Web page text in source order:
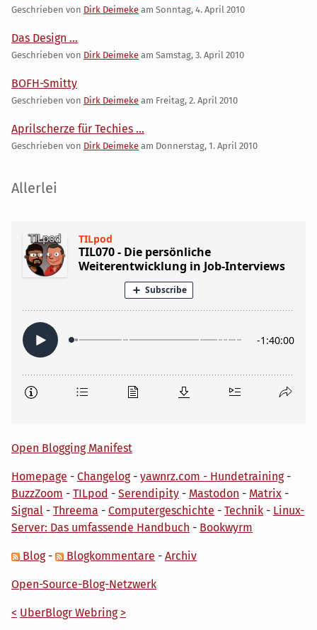
Geschrieben von Dirk Deimeke am Sonntag, 4. April 2010
Das Design ...
Geschrieben von Dirk Deimeke am Samstag, 3. April 2010
BOFH-Smitty
Geschrieben von Dirk Deimeke am Freitag, 2. April 2010
Aprilscherze für Techies ...
Geschrieben von Dirk Deimeke am Donnerstag, 1. April 2010
Seitenleiste
Allerlei
Open Blogging Manifest
Homepage - Changelog- yawnrz.com - Hundetraining-
BuzzZoom - TILpod - Serendipity - Mastodon - Matrix -
Signal - Threema - Computergeschichte - Technik - Linux-
Server: Das umfassende Handbuch - Bookwyrm
Blog- Blogkommentare - Archiv
Open-Source-Blog-Netzwerk
< UberBlogr Webring >